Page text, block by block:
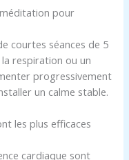
pour
courtes séances de 5
respiration ou un
progressivement
un calme stable.
les plus efficaces
cardiaque sont